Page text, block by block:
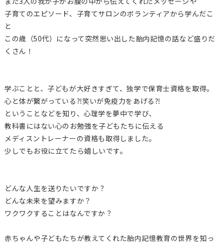
子育てのエピソード、子育てサロンのボランティアから学んだこ
と
この歳（50代）になって突然思い出した胎内記憶の話など盛りだ
くさん！
学ぶことと、子どもが大好きすぎて、独学で保育士資格を取得。
心と体が繋がっている⁈笑いが免疫力をあげる⁈
ということなどを知り、心理学を夢中で学び、
教科書にはない心のお勉強を子どもたちに伝える
メディスントレーナーの資格も取得しました。
少しでもお役に立てたら嬉しいです。
どんな人生を送りたいですか？
どんな未来を望みますか？
ワクワクすることはなんですか？
赤ちゃんや子どもたちが教えてくれた胎内記憶教育の世界を知っ